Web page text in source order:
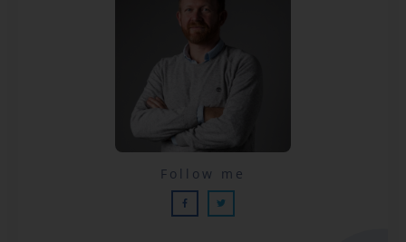
Lecciones por email...
Follow me